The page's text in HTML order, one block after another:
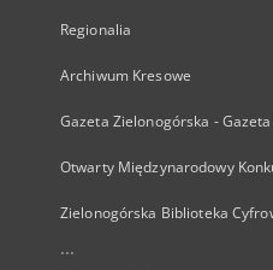
Regionalia
Archiwum Kresowe
Gazeta Zielonogórska -
Otwarty Międzynarodowy
Zielonogórska Biblioteka
...